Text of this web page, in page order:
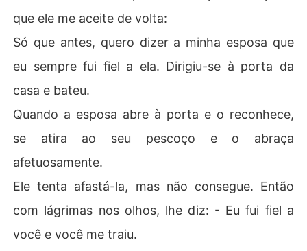
que ele me aceite de volta:
Só que antes, quero dizer a minha esposa que
eu sempre fui fiel a ela. Dirigiu-se à porta da
casa e bateu.
Quando a esposa abre à porta e o reconhece,
se atira ao seu pescoço e o abraça
afetuosamente.
Ele tenta afastá-la, mas não consegue. Então
com lágrimas nos olhos, lhe diz: - Eu fui fiel a
você e você me traiu.